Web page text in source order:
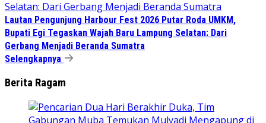
Lautan Pengunjung Harbour Fest 2026 Putar Roda UMKM,
Bupati Egi Tegaskan Wajah Baru Lampung Selatan: Dari
Gerbang Menjadi Beranda Sumatra
Selengkapnya
Berita Ragam